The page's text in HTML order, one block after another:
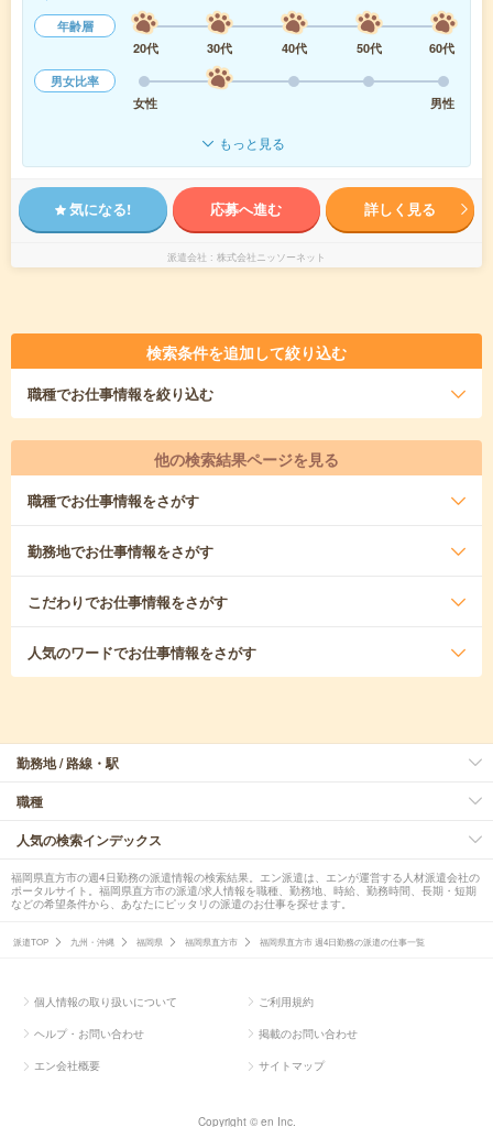
年齢層
20代
30代 40代 50代
60代
男女比率
女性
男性
もっと見る
気になる! 応募へ進む 詳しく見る
派遣会社 株式会社ニッソーネット
検索条件を追加して絞り込む
職種でお仕事情報を絞り込む
他の検索結果ページを見る
職種でお仕事情報をさがす
勤務地でお仕事情報をさがす
こだわりでお仕事情報をさがす
人気のワードでお仕事情報をさがす
勤務地 / 路線・駅
職種
人気の検索インデックス
福岡県直方市の週4日勤務の派遣情報の検索結果。エン派遣は、エンが運営する人材派遣会社の
ポータルサイト。福岡県直方市の派遣/求人情報を職種、勤務地、時給、勤務時間、長期・短期
などの希望条件から、あなたにピッタリの派遣のお仕事を探せます。
派遣TOP 九州・沖縄 福岡県 福岡県直方市 福岡県直方市 週4日勤務の派遣の仕事一覧
個人情報の取り扱いについて ご利用規約
ヘルプ・お問い合わせ 掲載のお問い合わせ
エン会社概要 サイトマップ
Copyright © en Inc.